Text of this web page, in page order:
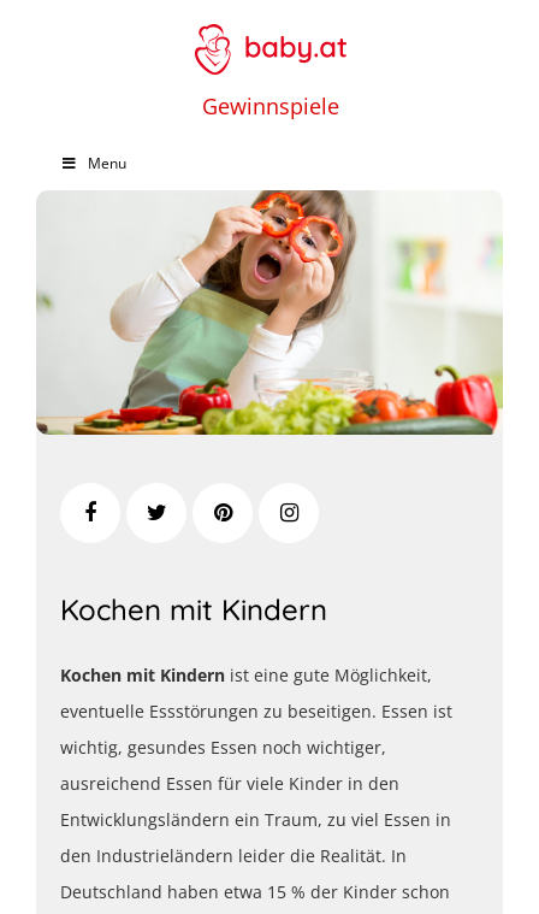
Gewinnspiele
Menu
Kochen mit Kindern
Kochen mit Kindern ist eine gute Möglichkeit,
eventuelle Essstörungen zu beseitigen. Essen ist
wichtig, gesundes Essen noch wichtiger,
ausreichend Essen für viele Kinder in den
Entwicklungsländern ein Traum, zu viel Essen in
den Industrieländern leider die Realität. In
Deutschland haben etwa 15 % der Kinder schon